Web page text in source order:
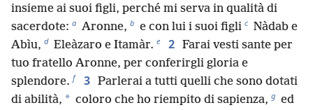
insieme ai suoi figli, perché mi serva in qualità di
sacerdote: a Aronne, b e con lui i suoi figli c Nàdab e
Abìu, d Eleàzaro e Itamàr. e 2 Farai vesti sante per
tuo fratello Aronne, per conferirgli gloria e
splendore. f 3 Parlerai a tutti quelli che sono dotati
di abilità, * coloro che ho riempito di sapienza, g ed